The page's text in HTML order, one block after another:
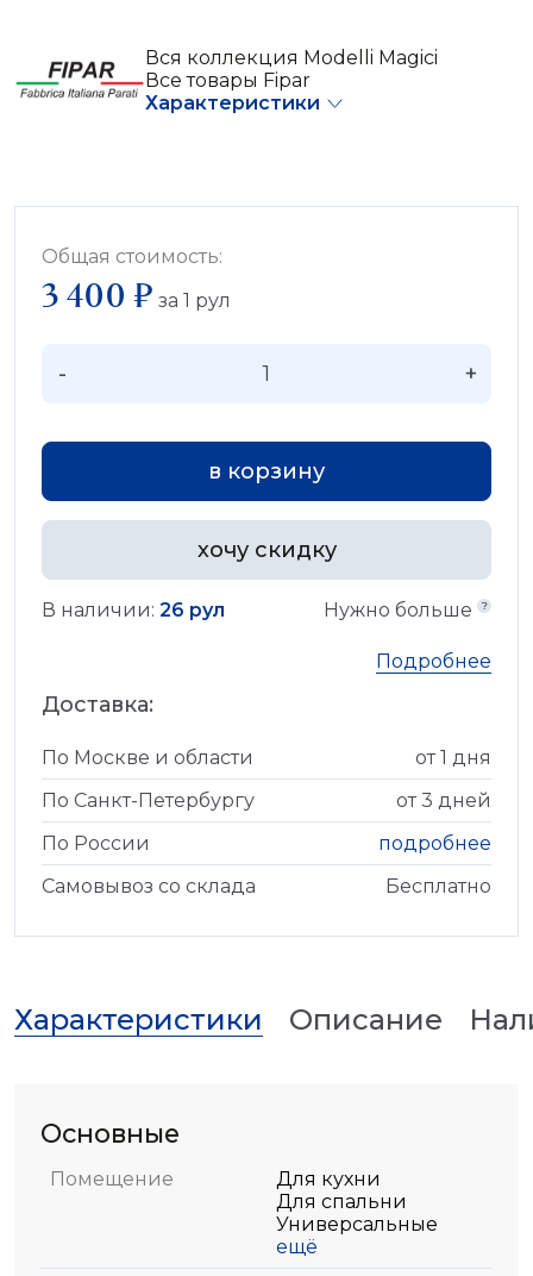
Вся коллекция Modelli Magici
Все товары Fipar
Характеристики
Общая стоимость:
3 400 ₽ за 1 рул
- +
в корзину
хочу скидку
В наличии: 26 рул Нужно больше
Подробнее
Доставка:
По Москве и области
от 1 дня
По Санкт-Петербургу
от 3 дней
По России
подробнее
Самовывоз со склада
Бесплатно
Характеристики Описание
Основные
Помещение
Для кухни
Для спальни
Универсальные
ещё